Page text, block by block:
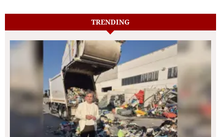
TRENDING